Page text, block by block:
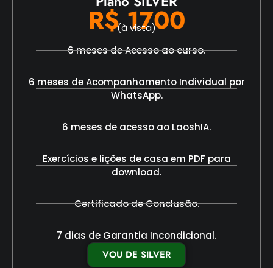
R$ 1700
(à vista)
6 meses de Acesso ao curso.
6 meses de Acompanhamento Individual por
WhatsApp.
6 meses de acesso ao LaoshIA.
Exercícios e lições de casa em PDF para
download.
Certificado de Conclusão.
7 dias de Garantia Incondicional.
VOU DE SILVER